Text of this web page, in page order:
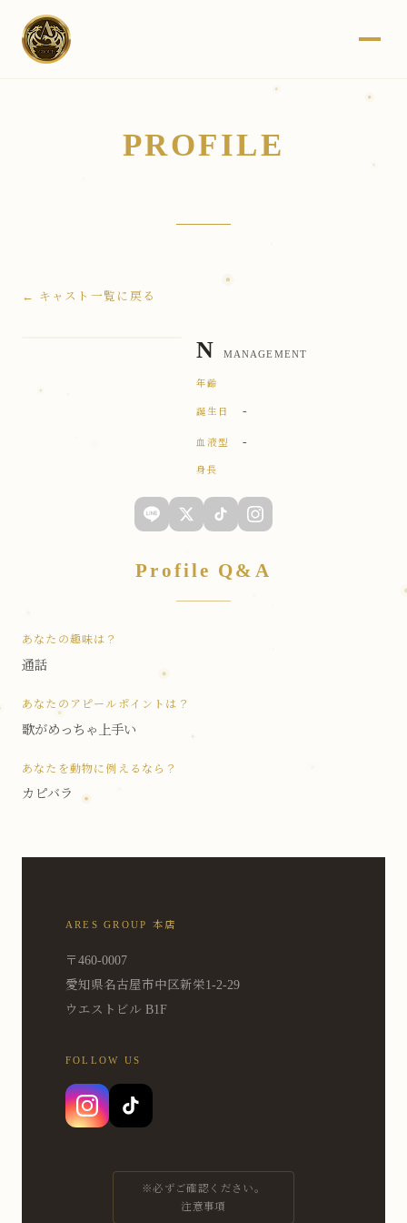
PROFILE
← キャスト一覧に戻る
N MANAGEMENT
年齢
誕生日 -
血液型 -
身長
Profile Q&A
あなたの趣味は？
通話
あなたのアピールポイントは？
歌がめっちゃ上手い
あなたを動物に例えるなら？
カピバラ
ARES GROUP 本店
〒460-0007
愛知県名古屋市中区新栄1-2-29
ウエストビル B1F
FOLLOW US
※必ずご確認ください。
注意事項